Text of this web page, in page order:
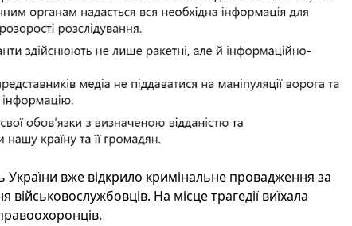
вже відкрило кримінальне провадження за
На місце трагедії виїхала